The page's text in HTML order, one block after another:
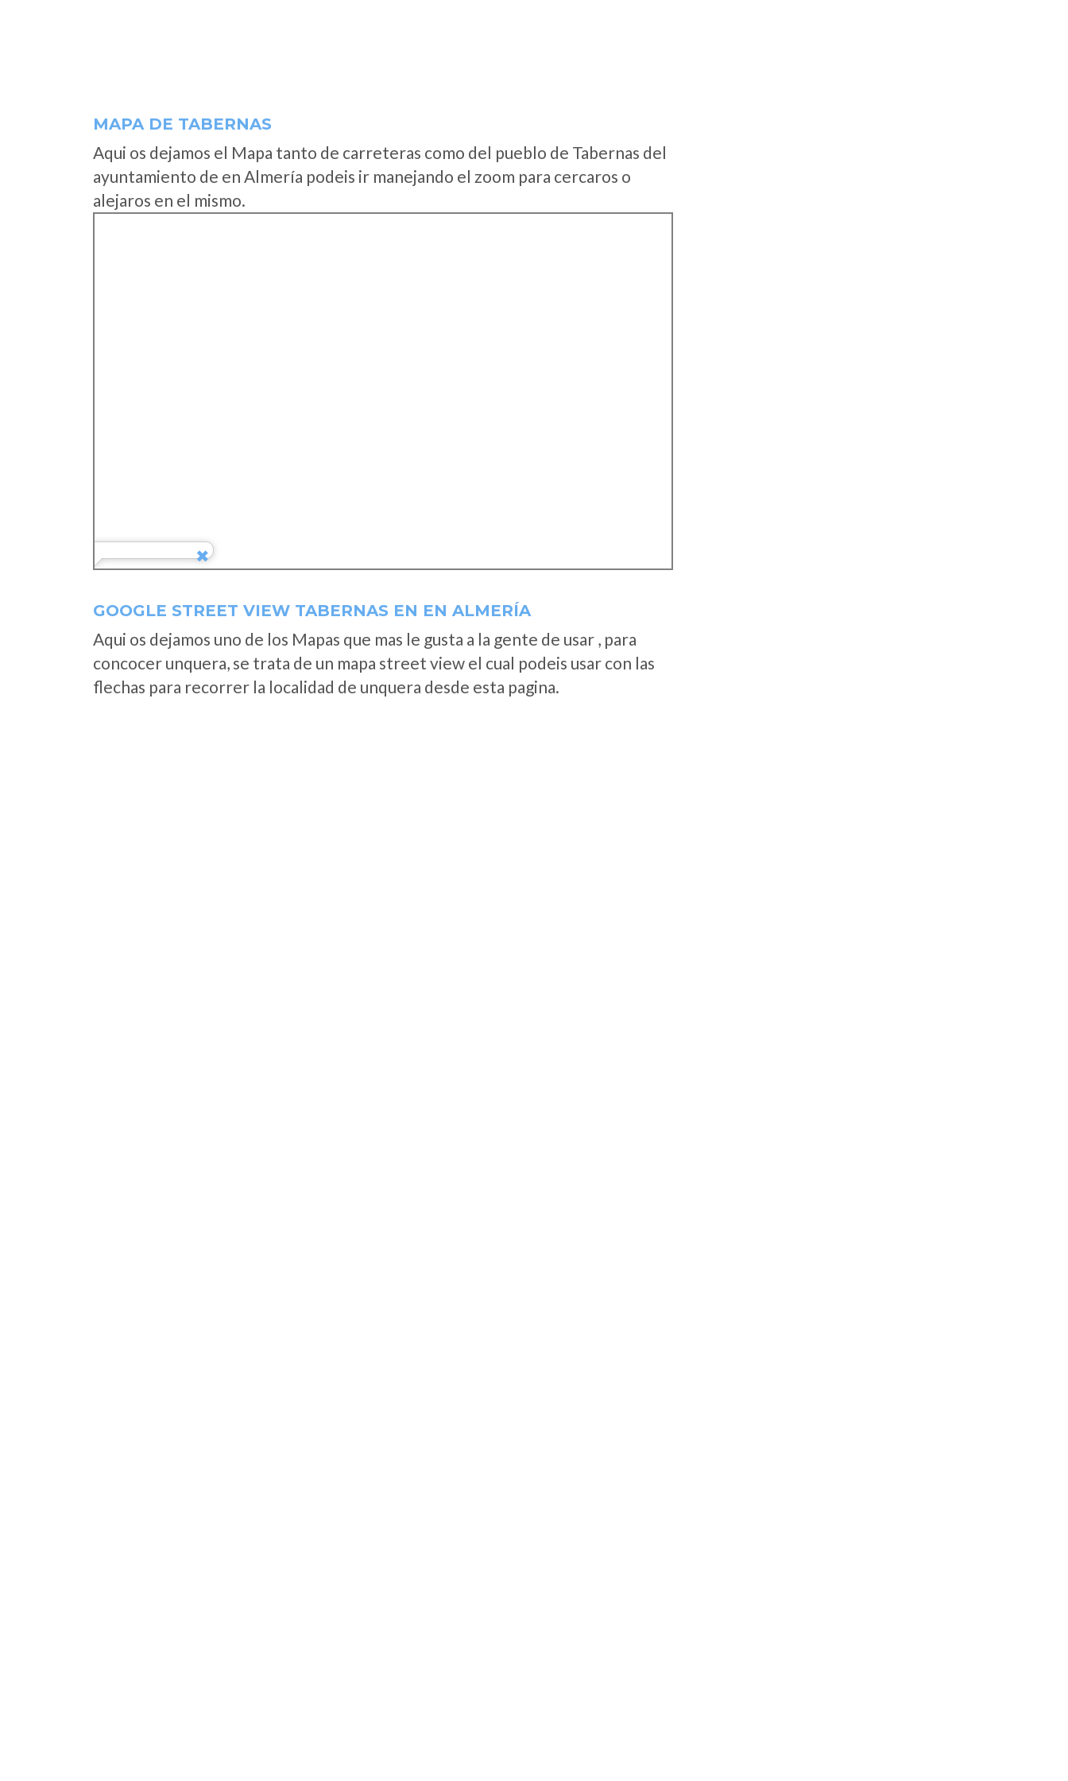
MAPA DE TABERNAS
Aqui os dejamos el Mapa tanto de carreteras como del pueblo de Tabernas del
ayuntamiento de en Almería podeis ir manejando el zoom para cercaros o
alejaros en el mismo.
GOOGLE STREET VIEW TABERNAS EN EN ALMERÍA
Aqui os dejamos uno de los Mapas que mas le gusta a la gente de usar , para
concocer unquera, se trata de un mapa street view el cual podeis usar con las
flechas para recorrer la localidad de unquera desde esta pagina.